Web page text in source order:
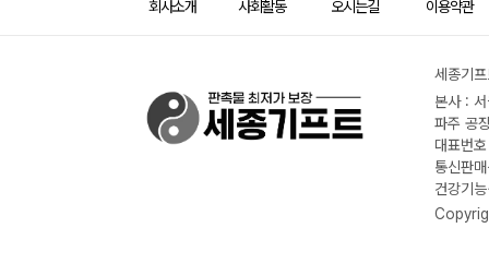
회사소개 사회활동 오시는길 이용약관
세종기
본사 :
파주 공
대표번
통신판
건강기